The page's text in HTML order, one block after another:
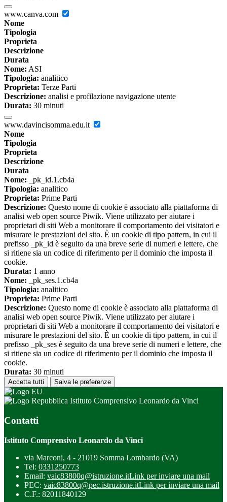
www.canva.com
Nome
Tipologia
Proprieta
Descrizione
Durata
Nome: ASI
Tipologia: analitico
Proprieta: Terze Parti
Descrizione: analisi e profilazione navigazione utente
Durata: 30 minuti
www.davincisomma.edu.it
Nome
Tipologia
Proprieta
Descrizione
Durata
Nome: _pk_id.1.cb4a
Tipologia: analitico
Proprieta: Prime Parti
Descrizione: Questo nome di cookie è associato alla piattaforma di
analisi web open source Piwik. Viene utilizzato per aiutare i
proprietari di siti Web a monitorare il comportamento dei visitatori e
misurare le prestazioni del sito. È un cookie di tipo pattern, in cui il
prefisso _pk_id è seguito da una breve serie di numeri e lettere, che
si ritiene sia un codice di riferimento per il dominio che imposta il
cookie.
Durata: 1 anno
Nome: _pk_ses.1.cb4a
Tipologia: analitico
Proprieta: Prime Parti
Descrizione: Questo nome di cookie è associato alla piattaforma di
analisi web open source Piwik. Viene utilizzato per aiutare i
proprietari di siti Web a monitorare il comportamento dei visitatori e
misurare le prestazioni del sito. È un cookie di tipo pattern, in cui il
prefisso _pk_ses è seguito da una breve serie di numeri e lettere, che
si ritiene sia un codice di riferimento per il dominio che imposta il
cookie.
Durata: 30 minuti
Accetta tutti Salva le preferenze
Istituto Comprensivo Leonardo da Vinci
Contatti
Istituto Comprensivo Leonardo da Vinci
via Marconi, 4 - 21019 Somma Lombardo (VA)
Tel: 0331250773
Email: vaic83800q@istruzione.itLink per inviare una mail
PEC: vaic83800q@pec.istruzione.itLink per inviare una mail
C.F.: 82011840129